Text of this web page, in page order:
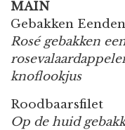
MAIN
Gebakken
Rosé gebakken
knoflookjus
Roodbaarsfilet
Op de huid